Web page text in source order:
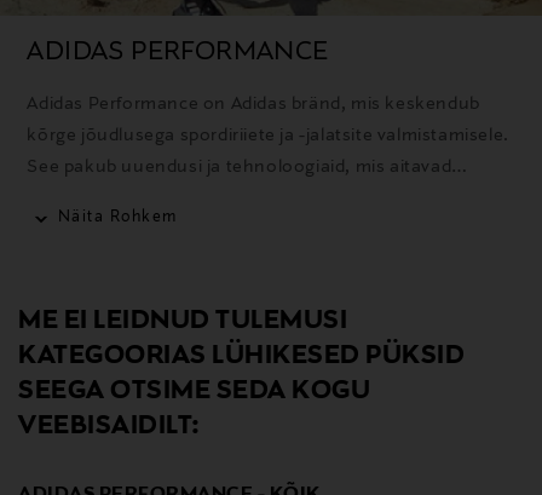
ADIDAS PERFORMANCE
Adidas Performance on Adidas bränd, mis keskendub
kõrge jõudlusega spordiriiete ja -jalatsite valmistamisele.
See pakub uuendusi ja tehnoloogiaid, mis aitavad
Näita Rohkem
ME EI LEIDNUD TULEMUSI
KATEGOORIAS LÜHIKESED PÜKSID
SEEGA OTSIME SEDA KOGU
VEEBISAIDILT: